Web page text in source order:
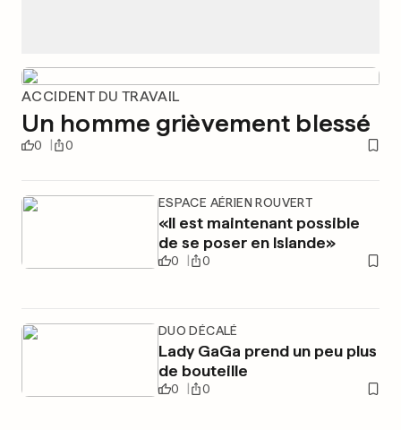
ACCIDENT DU TRAVAIL
Un homme grièvement blessé
0 0
ESPACE AÉRIEN ROUVERT
«Il est maintenant possible
de se poser en Islande»
0 0
DUO DÉCALÉ
Lady GaGa prend un peu plus
de bouteille
0 0